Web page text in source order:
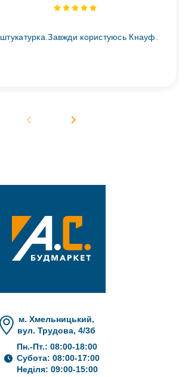
користуюсь Кнауф.
м. Хмельницький,
вул. Трудова, 4/3б
Пн.-Пт.: 08:00-18:00
Субота: 08:00-17:00
Неділя: 09:00-15:00